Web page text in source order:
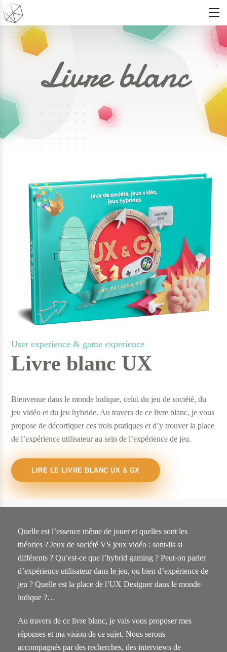
Livre blanc
User experience & game experience
Livre blanc UX
Bienvenue dans le monde ludique, celui du jeu de société, du
jeu vidéo et du jeu hybride. Au travers de ce livre blanc, je vous
propose de décortiquer ces trois pratiques et d’y trouver la place
de l’expérience utilisateur au sein de l’expérience de jeu.
LIRE LE LIVRE BLANC UX & GX
Quelle est l’essence même de jouer et quelles sont les
théories ? Jeux de société VS jeux vidéo : sont-ils si
différents ? Qu’est-ce que l’hybrid gaming ? Peut-on parler
d’expérience utilisateur dans le jeu, ou bien d’expérience de
jeu ? Quelle est la place de l’UX Designer dans le monde
ludique ?…
Au travers de ce livre blanc, je vais vous proposer mes
réponses et ma vision de ce sujet. Nous serons
accompagnés par des recherches, des interviews de